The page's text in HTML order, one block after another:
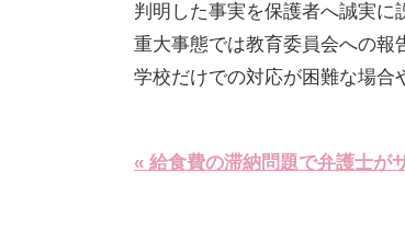
判明した事実を保護者へ誠実に
重大事態では教育委員会への報
学校だけでの対応が困難な場合
« 給食費の滞納問題で弁護士が